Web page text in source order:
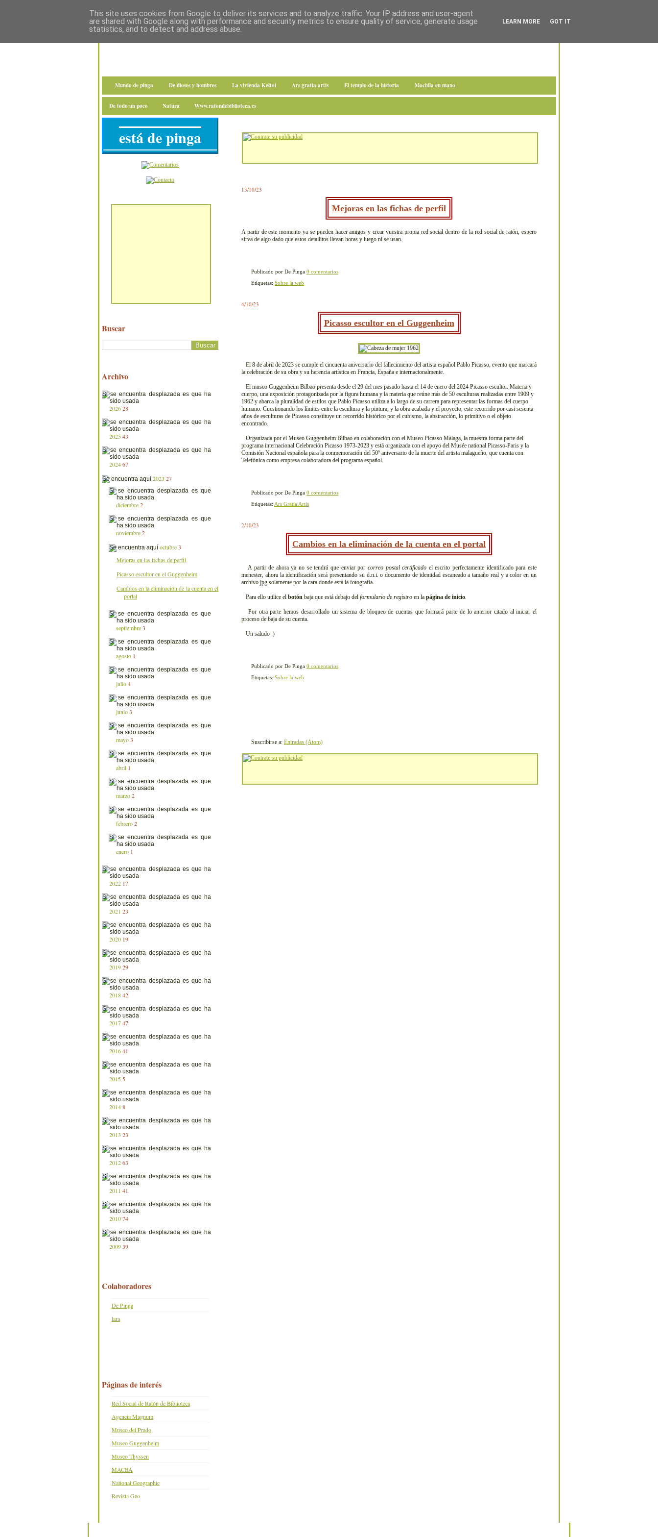
Mundo de pinga De dioses y hombres La vivienda Keltoi Ars gratia artis El templo de la historia Mochila en mano
De todo un poco Natura Www.ratondebiblioteca.es
13/10/23
Mejoras en las fichas de perfil
A partir de este momento ya se pueden hacer amigos y crear vuestra propia red social dentro de la red social de ratón, espero
sirva de algo dado que estos detallitos llevan horas y luego ni se usan.
Publicado por De Pinga 0 comentarios
Etiquetas: Sobre la web
4/10/23
Picasso escultor en el Guggenheim
El 8 de abril de 2023 se cumple el cincuenta aniversario del fallecimiento del artista español Pablo Picasso, evento que marcará
la celebración de su obra y su herencia artística en Francia, España e internacionalmente.
El museo Guggenheim Bilbao presenta desde el 29 del mes pasado hasta el 14 de enero del 2024 Picasso escultor. Materia y
cuerpo, una exposición protagonizada por la figura humana y la materia que reúne más de 50 esculturas realizadas entre 1909 y
1962 y abarca la pluralidad de estilos que Pablo Picasso utiliza a lo largo de su carrera para representar las formas del cuerpo
humano. Cuestionando los límites entre la escultura y la pintura, y la obra acabada y el proyecto, este recorrido por casi sesenta
años de esculturas de Picasso constituye un recorrido histórico por el cubismo, la abstracción, lo primitivo o el objeto
encontrado.
Organizada por el Museo Guggenheim Bilbao en colaboración con el Museo Picasso Málaga, la muestra forma parte del
programa internacional Celebración Picasso 1973-2023 y está organizada con el apoyo del Musée national Picasso-Paris y la
Comisión Nacional española para la conmemoración del 50º aniversario de la muerte del artista malagueño, que cuenta con
Telefónica como empresa colaboradora del programa español.
Publicado por De Pinga 0 comentarios
Etiquetas: Ars Gratia Artis
2/10/23
Cambios en la eliminación de la cuenta en el portal
A partir de ahora ya no se tendrá que enviar por correo postal certificado el escrito perfectamente identificado para este
menester, ahora la identificación será presentando su d.n.i. o documento de identidad escaneado a tamaño real y a color en un
archivo jpg solamente por la cara donde está la fotografía.
Para ello utilice el botón baja que está debajo del formulario de registro en la página de inicio.
Por otra parte hemos desarrollado un sistema de bloqueo de cuentas que formará parte de lo anterior citado al iniciar el
proceso de baja de su cuenta.
Un saludo :)
Publicado por De Pinga 0 comentarios
Etiquetas: Sobre la web
Suscribirse a: Entradas (Atom)
está de pinga
Buscar
Archivo
202628
202543
202467
2023 27
diciembre 2
noviembre 2
octubre 3
Mejoras en las fichas de perfil
Picasso escultor en el Guggenheim
Cambios en la eliminación de la cuenta en el
portal
septiembre 3
agosto 1
julio 4
junio 3
mayo 3
abril 1
marzo 2
febrero 2
enero 1
2022 17
2021 23
2020 19
201929
201842
201747
201641
2015 5
20148
2013 23
201263
2011 41
201074
200939
Colaboradores
De Pinga
lara
Páginas de interés
Red Social de Ratón de Biblioteca
Agencia Magnum
Museo del Prado
Museo Guggenheim
Museo Thyssen
MACBA
National Geographic
Revista Geo
This site uses cookies from Google to deliver its services and to analyze traffic. Your IP address and user-agent
are shared with Google along with performance and security metrics to ensure quality of service, generate usage
statistics, and to detect and address abuse.
LEARN MORE GOT IT